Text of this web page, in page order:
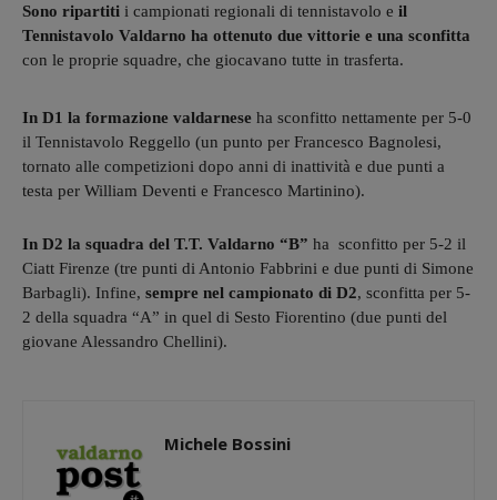
Sono ripartiti i campionati regionali di tennistavolo e il
Tennistavolo Valdarno ha ottenuto due vittorie e una sconfitta
con le proprie squadre, che giocavano tutte in trasferta.
In D1 la formazione valdarnese ha sconfitto nettamente per 5-0
il Tennistavolo Reggello (un punto per Francesco Bagnolesi,
tornato alle competizioni dopo anni di inattività e due punti a
testa per William Deventi e Francesco Martinino).
In D2 la squadra del T.T. Valdarno “B” ha sconfitto per 5-2 il
Ciatt Firenze (tre punti di Antonio Fabbrini e due punti di Simone
Barbagli). Infine, sempre nel campionato di D2, sconfitta per 5-
2 della squadra “A” in quel di Sesto Fiorentino (due punti del
giovane Alessandro Chellini).
Michele Bossini